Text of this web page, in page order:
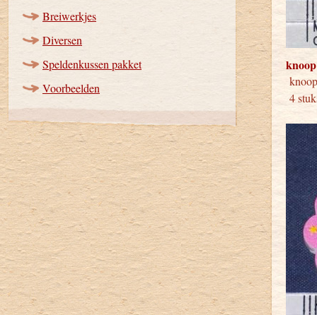
Breiwerkjes
Diversen
Speldenkussen pakket
Voorbeelden
4